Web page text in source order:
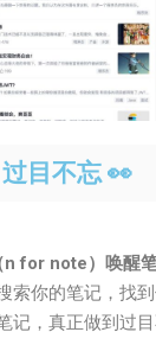
目不忘 👀
n for note）唤醒
索你的笔记，找
记，真正做到过